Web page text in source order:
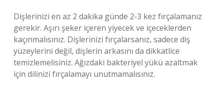
Dişlerinizi en az 2 dakika günde 2-3 kez fırçalamanız
gerekir. Aşırı şeker içeren yiyecek ve içeceklerden
kaçınmalısınız. Dişlerinizi fırçalarsanız, sadece diş
yüzeylerini değil, dişlerin arkasını da dikkatlice
temizlemelisiniz. Ağızdaki bakteriyel yükü azaltmak
için dilinizi fırçalamayı unutmamalısınız.